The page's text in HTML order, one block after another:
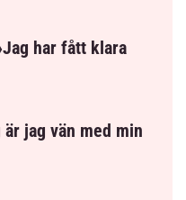
har fått klara
jag vän med min